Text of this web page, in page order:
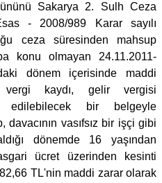
Sakarya 2. Sulh Ceza
- 2008/989 Karar sayılı
ceza süresinden mahsup
konu olmayan 24.11.2011-
dönem içerisinde maddi
vergi kaydı, gelir vergisi
edilebilecek bir belgeyle
davacının vasıfsız bir işçi gibi
dönemde 16 yaşından
ücret üzerinden kesinti
TL'nin maddi zarar olarak